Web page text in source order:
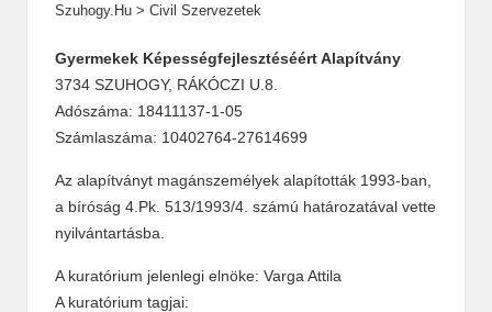
Szuhogy.hu > Civil Szervezetek
Gyermekek Képességfejlesztéséért Alapítvány
3734 SZUHOGY, RÁKÓCZI U.8.
Adószáma: 18411137-1-05
Számlaszáma: 10402764-27614699
Az alapítványt magánszemélyek alapították 1993-ban,
a bíróság 4.Pk. 513/1993/4. számú határozatával vette
nyilvántartásba.
A kuratórium jelenlegi elnöke: Varga Attila
A kuratórium tagjai: